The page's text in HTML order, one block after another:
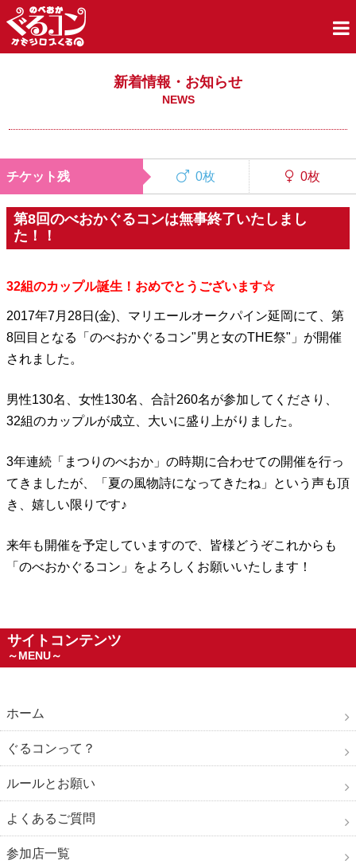
新着情報・お知らせ
NEWS
チケット残 0枚 0枚
第8回のべおかぐるコンは無事終了いたしまし
た！！
32組のカップル誕生！おめでとうございます☆
2017年7月28日(金)、マリエールオークパイン延岡にて、第
8回目となる「のべおかぐるコン"男と女のTHE祭"」が開催
されました。
男性130名、女性130名、合計260名が参加してくださり、
32組のカップルが成立、大いに盛り上がりました。
3年連続「まつりのべおか」の時期に合わせての開催を行っ
てきましたが、「夏の風物詩になってきたね」という声も頂
き、嬉しい限りです♪
来年も開催を予定していますので、皆様どうぞこれからも
「のべおかぐるコン」をよろしくお願いいたします！
サイトコンテンツ
～MENU～
ホーム
ぐるコンって？
ルールとお願い
よくあるご質問
参加店一覧